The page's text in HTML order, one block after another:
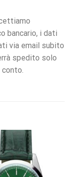
bancario, i dati
via email subito
spedito solo